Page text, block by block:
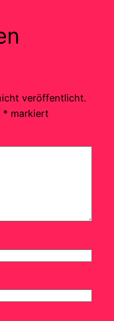
veröffentlicht.
* markiert